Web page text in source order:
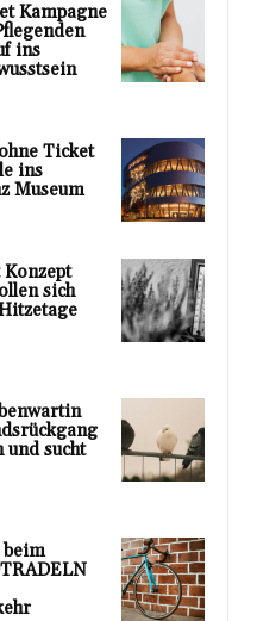
Kampagne
ins
Ticket
ins
Museum
sich
und sucht
beim